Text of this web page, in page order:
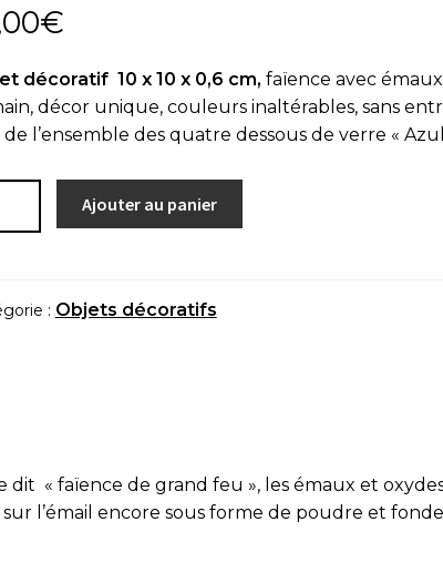
€
décoratif 10 x 10 x 0,6 cm, faïence avec
décor unique, couleurs inaltérables, sans
de l’ensemble des quatre dessous de verre «
Ajouter au panier
: Objets décoratifs
dit « faïence de grand feu », les émaux et
l’émail encore sous forme de poudre et